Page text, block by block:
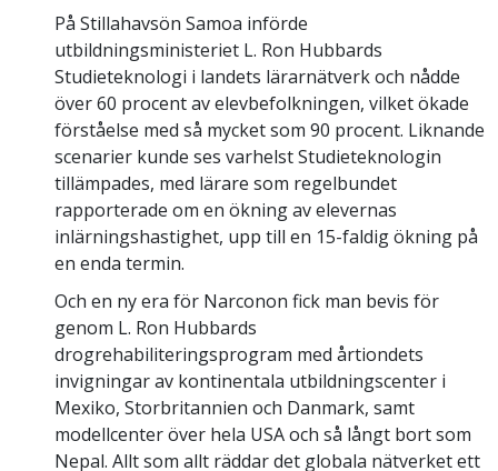
På Stillahavsön Samoa införde
utbildningsministeriet L. Ron Hubbards
Studieteknologi i landets lärarnätverk och nådde
över 60 procent av elevbefolkningen, vilket ökade
förståelse med så mycket som 90 procent. Liknande
scenarier kunde ses varhelst Studieteknologin
tillämpades, med lärare som regelbundet
rapporterade om en ökning av elevernas
inlärningshastighet, upp till en 15-faldig ökning på
en enda termin.
Och en ny era för Narconon fick man bevis för
genom L. Ron Hubbards
drogrehabiliteringsprogram med årtiondets
invigningar av kontinentala utbildningscenter i
Mexiko, Storbritannien och Danmark, samt
modellcenter över hela USA och så långt bort som
Nepal. Allt som allt räddar det globala nätverket ett